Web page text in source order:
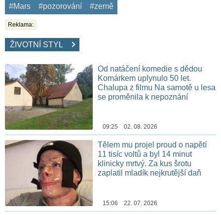
#Mars #pozorování #země
Reklama:
ŽIVOTNÍ STYL
Od natáčení komedie s dědou
Komárkem uplynulo 50 let.
Chalupa z filmu Na samotě u lesa
se proměnila k nepoznání
09:25 02. 08. 2026
Tělem mu projel proud o napětí
11 tisíc voltů a byl 14 minut
klinicky mrtvý. Za kus šrotu
zaplatil mladík nejkrutější daň
15:06 22. 07. 2026